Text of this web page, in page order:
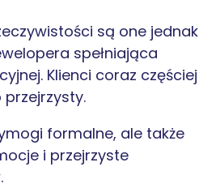
są one jednak
spełniająca
Klienci coraz częściej
formalne, ale także
i przejrzyste